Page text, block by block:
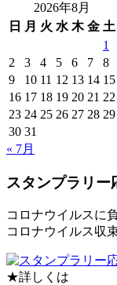
2026年8月
日
月 火 水 木 金 土
1
2
3 4 5 6 7
8
9
10 11 12 13 14 15
16 17 18 19 20 21 22
23 24 25 26 27 28 29
30 31
« 7月
スタンプラリー
コロナウイルスに
コロナウイルス収
★詳しくは